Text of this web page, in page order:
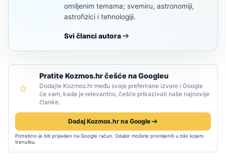
omiljenim temama; svemiru, astronomiji,
astrofizici i tehnologiji.
Svi članci autora
Pratite Kozmos.hr češće na Googleu
Dodajte Kozmos.hr među svoje preferirane izvore i Google
će vam, kada je relevantno, češće prikazivati naše najnovije
članke.
Dodaj Kozmos.hr na Google
Potrebno je biti prijavljen na Google račun. Odabir možete promijeniti u bilo kojem
trenutku.